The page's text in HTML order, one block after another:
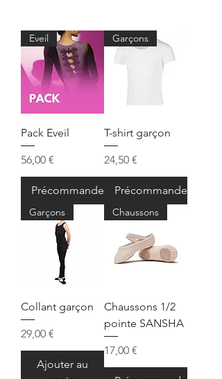
Eveil
Pack Eveil
Prix
56,00 €
Précommander
Garçons
T-shirt garçon
Prix
24,50 €
Précommander
Garçons
Collant garçon
Prix
29,00 €
Ajouter au
Chaussons
Chaussons 1/2
pointe SANSHA
Prix
17,00 €